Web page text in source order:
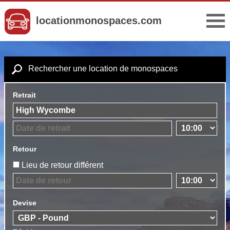
locationmonospaces.com
Rechercher une location de monospaces
Retrait
Retour
Lieu de retour différent
Devise